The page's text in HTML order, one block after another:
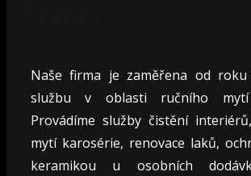
Naše firma je zaměřena od
službu v oblasti ručního mytí
Provádíme služby čistění
mytí karosérie, renovace laků,
keramikou u osobních